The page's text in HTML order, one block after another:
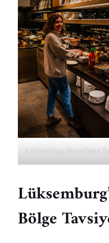
Lüksemburg Konaklama
Bölge